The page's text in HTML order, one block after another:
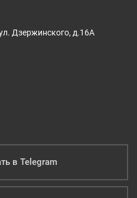
Дзержинского, д.16А
в Telegram